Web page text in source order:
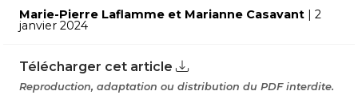
Marie-Pierre Laflamme et Marianne Casavant | 2
janvier 2024
Télécharger cet article
Reproduction, adaptation ou distribution du PDF interdite.